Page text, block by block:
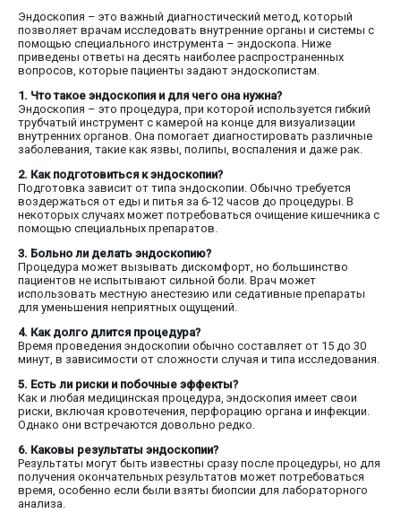
Эндоскопия – это важный диагностический метод, который
позволяет врачам исследовать внутренние органы и системы с
помощью специального инструмента – эндоскопа. Ниже
приведены ответы на десять наиболее распространенных
вопросов, которые пациенты задают эндоскопистам.
1. Что такое эндоскопия и для чего она нужна?
Эндоскопия – это процедура, при которой используется гибкий
трубчатый инструмент с камерой на конце для визуализации
внутренних органов. Она помогает диагностировать различные
заболевания, такие как язвы, полипы, воспаления и даже рак.
2. Как подготовиться к эндоскопии?
Подготовка зависит от типа эндоскопии. Обычно требуется
воздержаться от еды и питья за 6-12 часов до процедуры. В
некоторых случаях может потребоваться очищение кишечника с
помощью специальных препаратов.
3. Больно ли делать эндоскопию?
Процедура может вызывать дискомфорт, но большинство
пациентов не испытывают сильной боли. Врач может
использовать местную анестезию или седативные препараты
для уменьшения неприятных ощущений.
4. Как долго длится процедура?
Время проведения эндоскопии обычно составляет от 15 до 30
минут, в зависимости от сложности случая и типа исследования.
5. Есть ли риски и побочные эффекты?
Как и любая медицинская процедура, эндоскопия имеет свои
риски, включая кровотечения, перфорацию органа и инфекции.
Однако они встречаются довольно редко.
6. Каковы результаты эндоскопии?
Результаты могут быть известны сразу после процедуры, но для
получения окончательных результатов может потребоваться
время, особенно если были взяты биопсии для лабораторного
анализа.